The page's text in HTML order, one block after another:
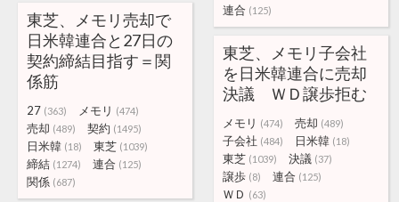
連合 (125)
東芝、メモリ売却で
日米韓連合と27日の
契約締結目指す＝関
係筋
27 (363) メモリ (474)
売却 (489) 契約 (1495)
日米韓 (18) 東芝 (1039)
締結 (1274) 連合 (125)
関係 (687)
東芝、メモリ子会社
を日米韓連合に売却
決議 ＷＤ譲歩拒む
メモリ (474) 売却 (489)
子会社 (484) 日米韓 (18)
東芝 (1039) 決議 (37)
譲歩 (8) 連合 (125)
ＷＤ (63)